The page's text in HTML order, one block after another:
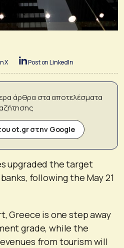
X Post on LinkedIn
άρθρα στα αποτελέσματα
ot.gr στην Google
upgraded the target
following the May 21
Greece is one step away
grade, while the
from tourism will